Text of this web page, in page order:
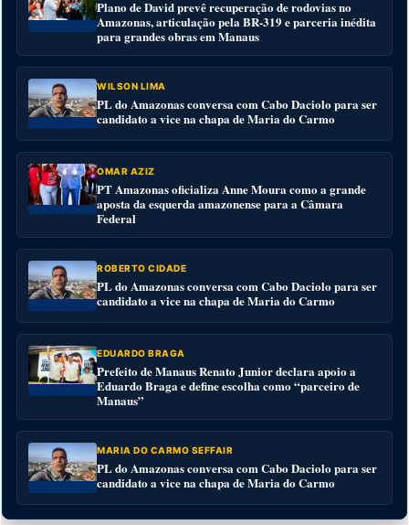
Plano de David prevê recuperação de rodovias no
Amazonas, articulação pela BR-319 e parceria inédita
para grandes obras em Manaus
WILSON LIMA
PL do Amazonas conversa com Cabo Daciolo para ser
candidato a vice na chapa de Maria do Carmo
OMAR AZIZ
PT Amazonas oficializa Anne Moura como a grande
aposta da esquerda amazonense para a Câmara
Federal
ROBERTO CIDADE
PL do Amazonas conversa com Cabo Daciolo para ser
candidato a vice na chapa de Maria do Carmo
EDUARDO BRAGA
Prefeito de Manaus Renato Junior declara apoio a
Eduardo Braga e define escolha como “parceiro de
Manaus”
MARIA DO CARMO SEFFAIR
PL do Amazonas conversa com Cabo Daciolo para ser
candidato a vice na chapa de Maria do Carmo